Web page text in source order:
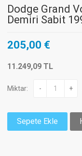
Dodge Grand
Demiri Sabit
205,00 €
11.249,09 TL
Miktar: - +
Sepete Ekle